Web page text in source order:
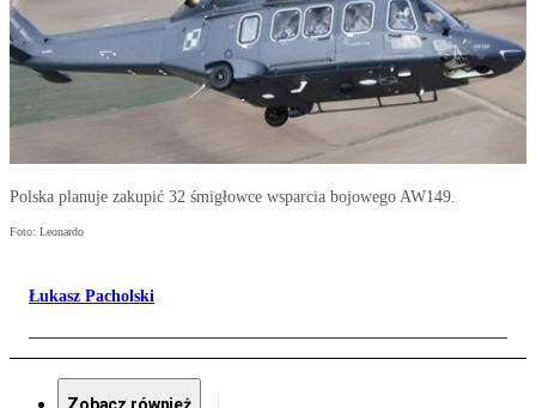
Polska planuje zakupić 32 śmigłowce wsparcia bojowego AW149.
Foto: Leonardo
Łukasz Pacholski